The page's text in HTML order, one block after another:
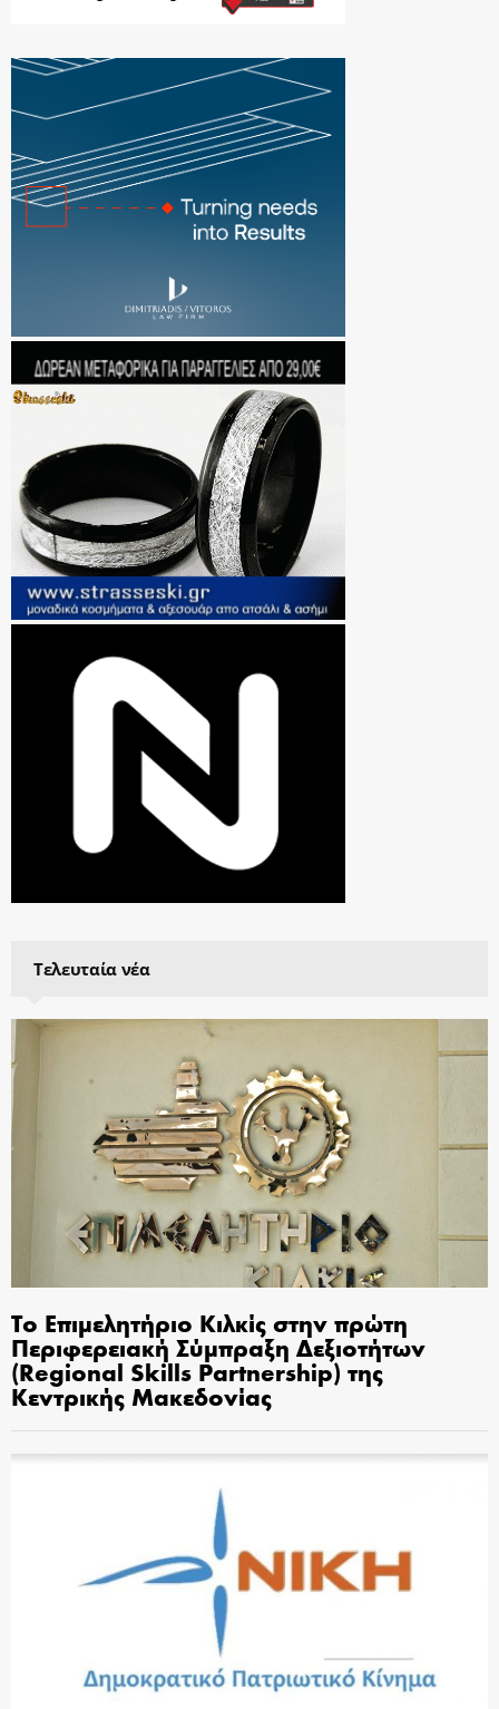
Τελευταία νέα
Το Επιμελητήριο Κιλκίς στην πρώτη
Περιφερειακή Σύμπραξη Δεξιοτήτων
(Regional Skills Partnership) της
Κεντρικής Μακεδονίας